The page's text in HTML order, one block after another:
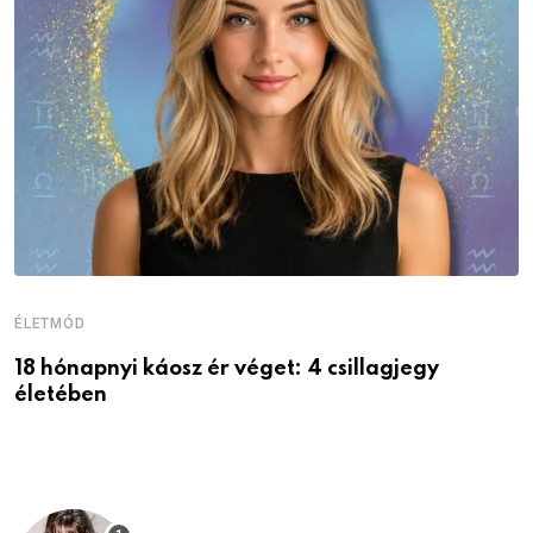
ÉLETMÓD
18 hónapnyi káosz ér véget: 4 csillagjegy
életében